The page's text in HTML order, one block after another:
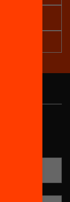
Rep
la